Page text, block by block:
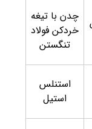
چدن با تیغه
خردکن فولاد
تنگستن
استنلس
استیل